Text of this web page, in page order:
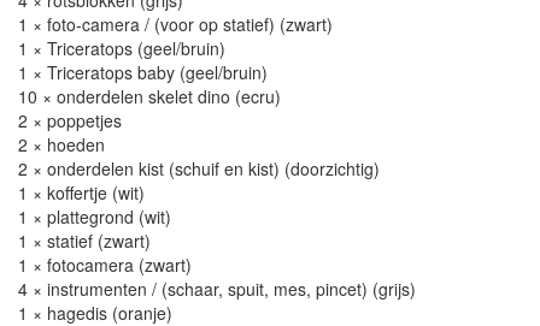
1 × foto-camera / (voor op statief) (zwart)
1 × Triceratops (geel/bruin)
1 × Triceratops baby (geel/bruin)
10 × onderdelen skelet dino (ecru)
2 × poppetjes
2 × hoeden
2 × onderdelen kist (schuif en kist) (doorzichtig)
1 × koffertje (wit)
1 × plattegrond (wit)
1 × statief (zwart)
1 × fotocamera (zwart)
4 × instrumenten / (schaar, spuit, mes, pincet) (grijs)
1 × hagedis (oranje)